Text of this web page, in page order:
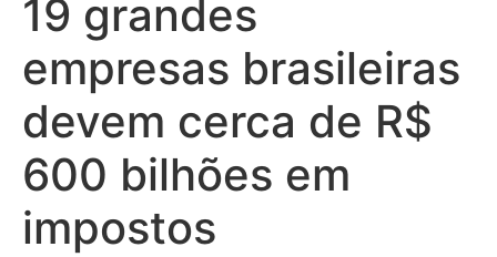
19 grandes
empresas brasileiras
devem cerca de R$
600 bilhões em
impostos